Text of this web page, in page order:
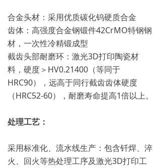
合金头材：采用优质碳化钨硬质合金
齿体：高强度合金钢锻件42CrMO特钢钢
材，一次性冷精锻成型
截齿头部耐磨环：激光3D打印陶瓷材
料，硬度＞HV0.21400（等同于
HRC90），远高于同行截齿齿体硬度
（HRC52-60），耐磨寿命提高1倍以上。
处理工艺：
采用标准化、流水线生产：包含钎焊、淬
火、回火等热处理工序及激光3D打印工